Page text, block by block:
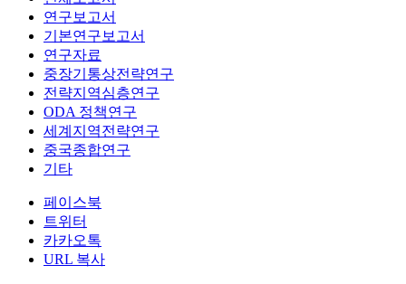
연구보고서
기본연구보고서
연구자료
중장기통상전략연구
전략지역심층연구
ODA 정책연구
세계지역전략연구
중국종합연구
기타
페이스북
트위터
카카오톡
URL 복사